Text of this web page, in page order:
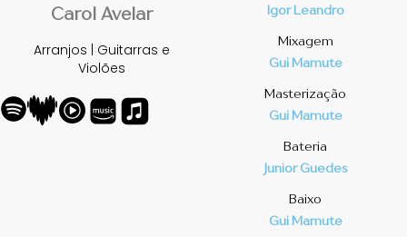
Carol Avelar
Arranjos | Guitarras e
Violões
Igor Leandro
Mixagem
Gui Mamute
Masterização
Gui Mamute
Bateria
Junior Guedes
Baixo
Gui Mamute